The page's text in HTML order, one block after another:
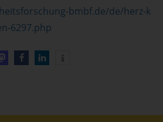
bmbf.de/de/herz-k
6297.php